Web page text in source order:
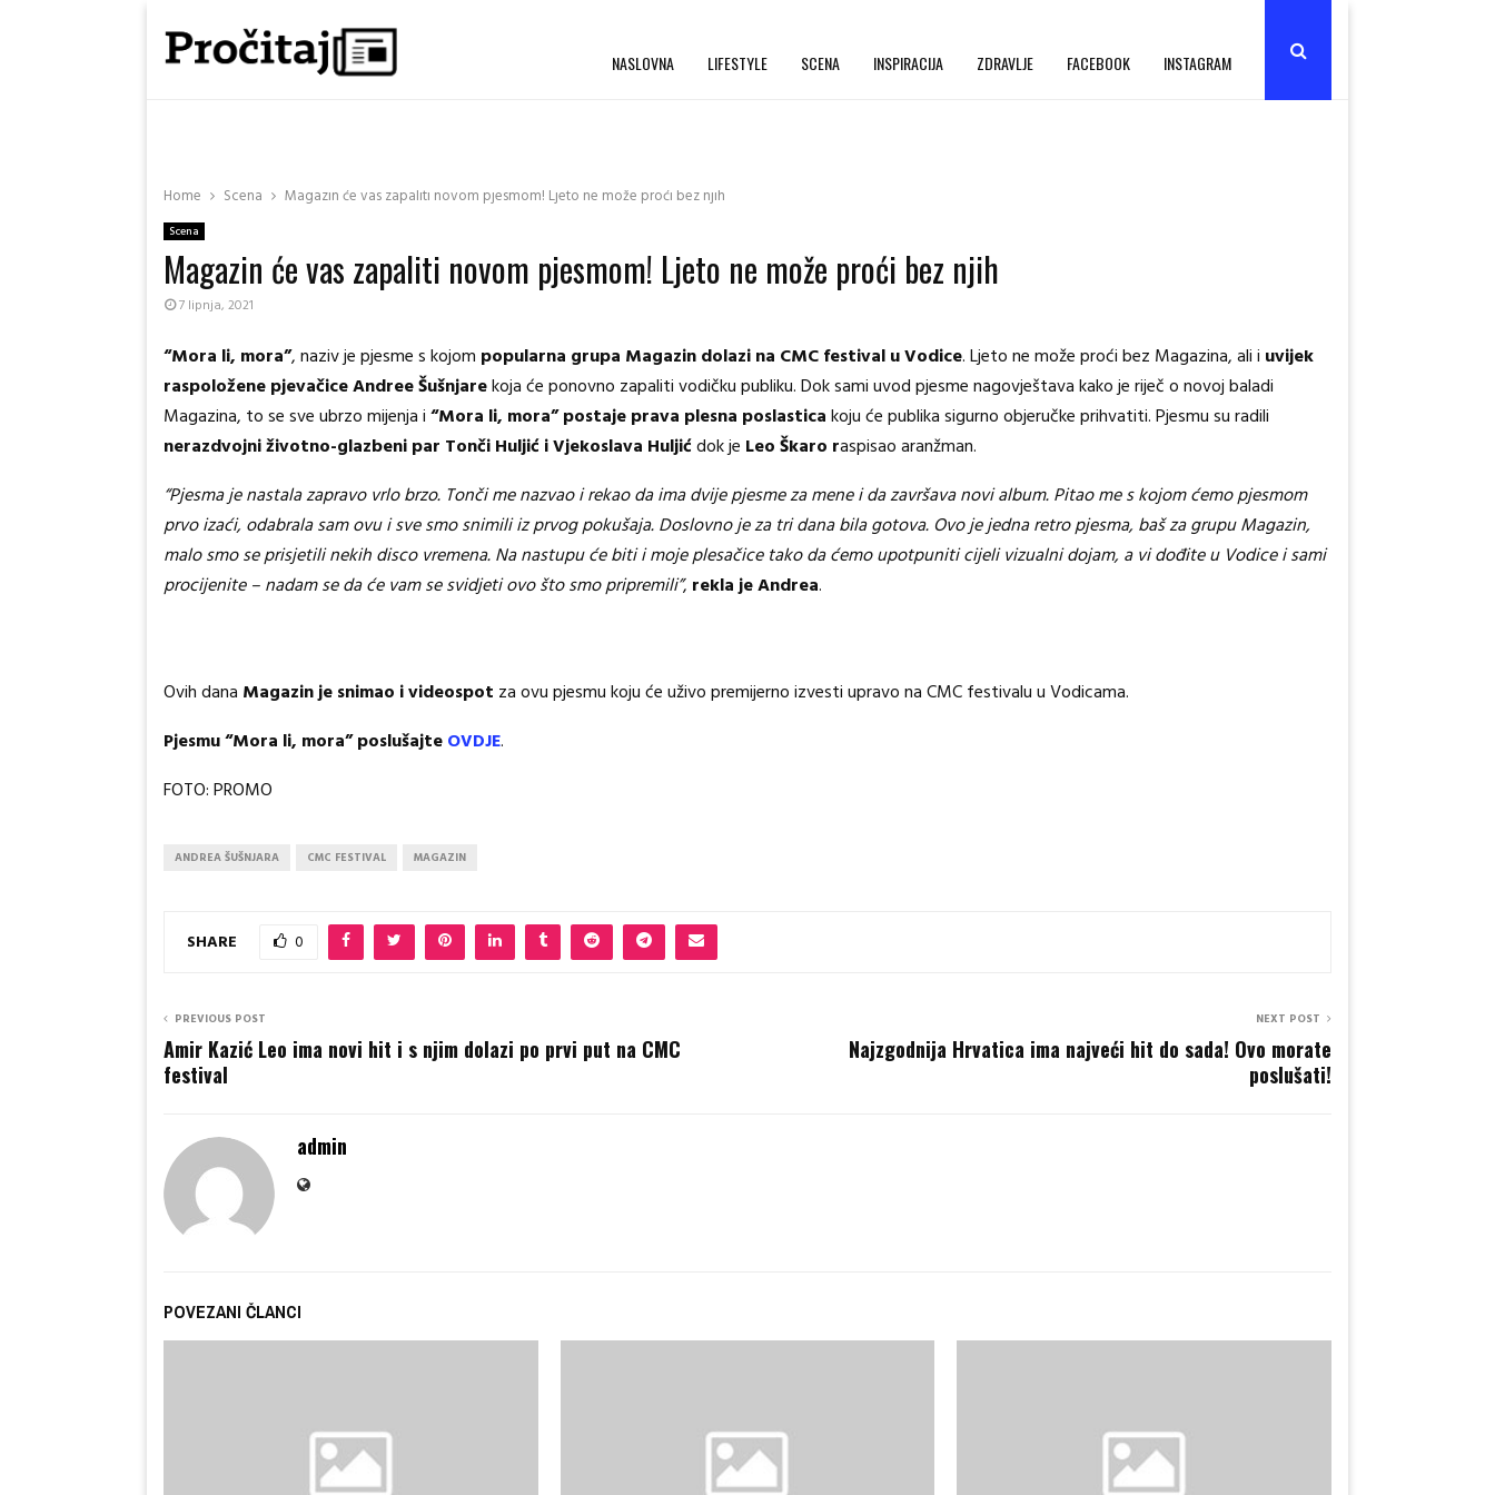
NASLOVNA LIFESTYLE SCENA INSPIRACIJA ZDRAVLJE FACEBOOK INSTAGRAM
Home Scena Magazin će vas zapaliti novom pjesmom! Ljeto ne može proći bez njih
Scena
Magazin će vas zapaliti novom pjesmom! Ljeto ne može proći bez njih
7 lipnja, 2021
“Mora li, mora”, naziv je pjesme s kojom popularna grupa Magazin dolazi na CMC festival u Vodice. Ljeto ne može proći bez Magazina, ali i uvijek
raspoložene pjevačice Andree Šušnjarekoja će ponovno zapaliti vodičku publiku. Dok sami uvod pjesme nagovještava kako je riječ o novoj baladi
Magazina, to se sve ubrzo mijenja i“Mora li, mora” postaje prava plesna poslasticakoju će publika sigurno objeručke prihvatiti. Pjesmu su radili
nerazdvojni životno-glazbeni par Tonči Huljić i Vjekoslava Huljićdok je Leo Škaro raspisao aranžman.
“Pjesma je nastala zapravo vrlo brzo. Tonči me nazvao i rekao da ima dvije pjesme za mene i da završava novi album. Pitao me s kojom ćemo pjesmom
prvo izaći, odabrala sam ovu i sve smo snimili iz prvog pokušaja. Doslovno je za tri dana bila gotova. Ovo je jedna retro pjesma, baš za grupu Magazin,
malo smo se prisjetili nekih disco vremena. Na nastupu će biti i moje plesačice tako da ćemo upotpuniti cijeli vizualni dojam, a vi dođite u Vodice i sami
procijenite – nadam se da će vam se svidjeti ovo što smo pripremili”, rekla je Andrea.
Ovih dana Magazin je snimao i videospot za ovu pjesmu koju će uživo premijerno izvesti upravo na CMC festivalu u Vodicama.
Pjesmu “Mora li, mora” poslušajteOVDJE.
FOTO: PROMO
ANDREA ŠUŠNJARA CMC FESTIVAL MAGAZIN
SHARE 0
PREVIOUS POST
Amir Kazić Leo ima novi hit i s njim dolazi po prvi put na CMC
festival
NEXT POST
Najzgodnija Hrvatica ima najveći hit do sada! Ovo morate
poslušati!
admin
POVEZANI ČLANCI